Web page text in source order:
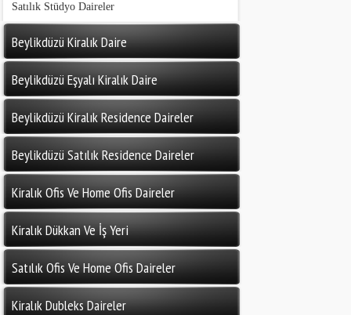
Satılık Stüdyo Daireler
Beylikdüzü Kiralık Daire
Beylikdüzü Eşyalı Kiralık Daire
Beylikdüzü Kiralık Residence Daireler
Beylikdüzü Satılık Residence Daireler
Kiralık Ofis Ve Home Ofis Daireler
Kiralık Dükkan Ve İş Yeri
Satılık Ofis Ve Home Ofis Daireler
Kiralık Dubleks Daireler